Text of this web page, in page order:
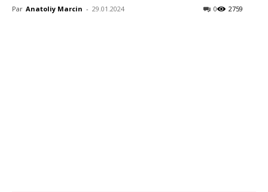
Par Anatoliy Marcin - 29.01.2024 2759
0